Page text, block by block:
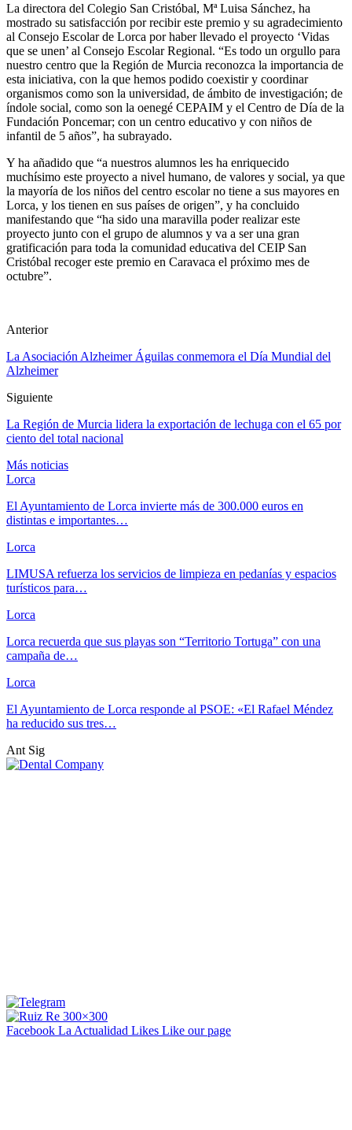
La directora del Colegio San Cristóbal, Mª Luisa Sánchez, ha
mostrado su satisfacción por recibir este premio y su agradecimiento
al Consejo Escolar de Lorca por haber llevado el proyecto ‘Vidas
que se unen’ al Consejo Escolar Regional. “Es todo un orgullo para
nuestro centro que la Región de Murcia reconozca la importancia de
esta iniciativa, con la que hemos podido coexistir y coordinar
organismos como son la universidad, de ámbito de investigación; de
índole social, como son la oenegé CEPAIM y el Centro de Día de la
Fundación Poncemar; con un centro educativo y con niños de
infantil de 5 años”, ha subrayado.
Y ha añadido que “a nuestros alumnos les ha enriquecido
muchísimo este proyecto a nivel humano, de valores y social, ya que
la mayoría de los niños del centro escolar no tiene a sus mayores en
Lorca, y los tienen en sus países de origen”, y ha concluido
manifestando que “ha sido una maravilla poder realizar este
proyecto junto con el grupo de alumnos y va a ser una gran
gratificación para toda la comunidad educativa del CEIP San
Cristóbal recoger este premio en Caravaca el próximo mes de
octubre”.
Anterior
La Asociación Alzheimer Águilas conmemora el Día Mundial del
Alzheimer
Siguiente
La Región de Murcia lidera la exportación de lechuga con el 65 por
ciento del total nacional
Más noticias
Lorca
El Ayuntamiento de Lorca invierte más de 300.000 euros en
distintas e importantes…
Lorca
LIMUSA refuerza los servicios de limpieza en pedanías y espacios
turísticos para…
Lorca
Lorca recuerda que sus playas son “Territorio Tortuga” con una
campaña de…
Lorca
El Ayuntamiento de Lorca responde al PSOE: «El Rafael Méndez
ha reducido sus tres…
Ant Sig
Facebook La Actualidad Likes Like our page